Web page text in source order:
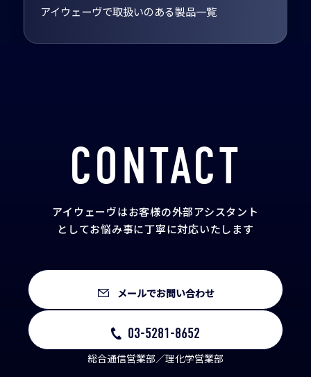
アイウェーヴで取扱いのある製品一覧
CONTACT
アイウェーヴはお客様の外部アシスタント
としてお悩み事に丁寧に対応いたします
メールでお問い合わせ
03-5281-8652
総合通信営業部／理化学営業部